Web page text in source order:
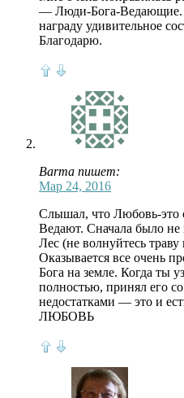
— Люди-Бога-Ведающие.
награду удивительное
Благодарю.
Barma пишет:
Мар 24, 2016
Слышал, что Любовь-это
Ведают. Сначала было
Лес (не волнуйтесь
Оказывается все очень
Бога на земле. Когда ты
полностью, принял его
недостатками — это и
ЛЮБОВЬ